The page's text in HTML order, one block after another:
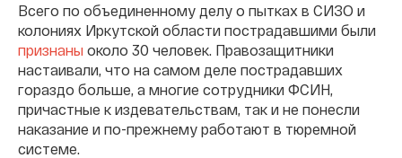
Всего по объединенному делу о пытках в СИЗО и
колониях Иркутской области пострадавшими были
признаны около 30 человек. Правозащитники
настаивали, что на самом деле пострадавших
гораздо больше, а многие сотрудники ФСИН,
причастные к издевательствам, так и не понесли
наказание и по-прежнему работают в тюремной
системе.